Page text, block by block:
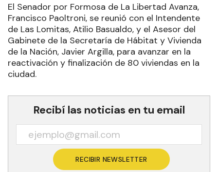
El Senador por Formosa de La Libertad Avanza,
Francisco Paoltroni, se reunió con el Intendente
de Las Lomitas, Atilio Basualdo, y el Asesor del
Gabinete de la Secretaría de Hábitat y Vivienda
de la Nación, Javier Argilla, para avanzar en la
reactivación y finalización de 80 viviendas en la
ciudad.
Recibí las noticias en tu email
RECIBIR NEWSLETTER